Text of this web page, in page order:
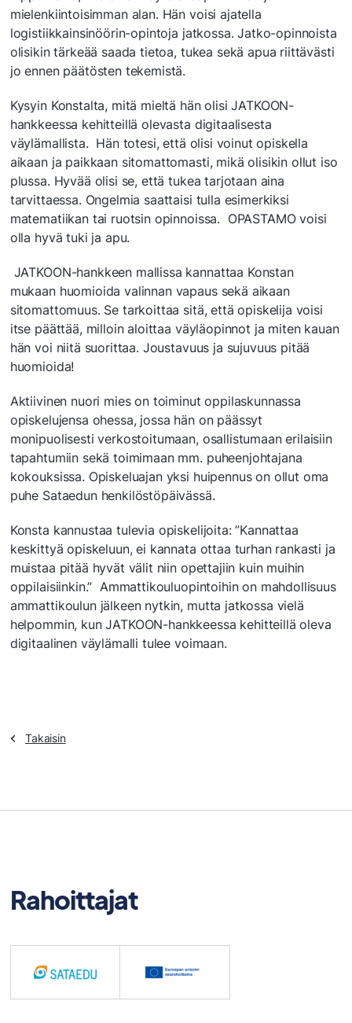
mielenkiintoisimman alan. Hän voisi ajatella
logistiikkainsinöörin-opintoja jatkossa. Jatko-opinnoista
olisikin tärkeää saada tietoa, tukea sekä apua riittävästi
jo ennen päätösten tekemistä.
Kysyin Konstalta, mitä mieltä hän olisi JATKOON-
hankkeessa kehitteillä olevasta digitaalisesta
väylämallista. Hän totesi, että olisi voinut opiskella
aikaan ja paikkaan sitomattomasti, mikä olisikin ollut iso
plussa. Hyvää olisi se, että tukea tarjotaan aina
tarvittaessa. Ongelmia saattaisi tulla esimerkiksi
matematiikan tai ruotsin opinnoissa. OPASTAMO voisi
olla hyvä tuki ja apu.
JATKOON-hankkeen mallissa kannattaa Konstan
mukaan huomioida valinnan vapaus sekä aikaan
sitomattomuus. Se tarkoittaa sitä, että opiskelija voisi
itse päättää, milloin aloittaa väyläopinnot ja miten kauan
hän voi niitä suorittaa. Joustavuus ja sujuvuus pitää
huomioida!
Aktiivinen nuori mies on toiminut oppilaskunnassa
opiskelujensa ohessa, jossa hän on päässyt
monipuolisesti verkostoitumaan, osallistumaan erilaisiin
tapahtumiin sekä toimimaan mm. puheenjohtajana
kokouksissa. Opiskeluajan yksi huipennus on ollut oma
puhe Sataedun henkilöstöpäivässä.
Konsta kannustaa tulevia opiskelijoita: ”Kannattaa
keskittyä opiskeluun, ei kannata ottaa turhan rankasti ja
muistaa pitää hyvät välit niin opettajiin kuin muihin
oppilaisiinkin.” Ammattikouluopintoihin on mahdollisuus
ammattikoulun jälkeen nytkin, mutta jatkossa vielä
helpommin, kun JATKOON-hankkeessa kehitteillä oleva
digitaalinen väylämalli tulee voimaan.
Takaisin
Rahoittajat